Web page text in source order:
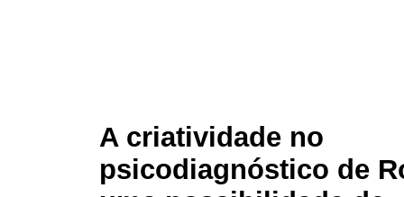
A criatividade no
psicodiagnóstico de